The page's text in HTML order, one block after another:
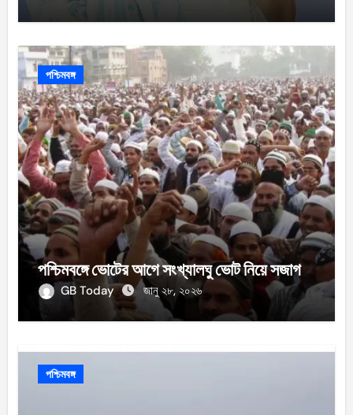
পশ্চিমবঙ্গ
পশ্চিমবঙ্গে ভোটের আগে সংখ্যালঘু ভোট নিয়ে সজাগ
GB Today জানু ২৮, ২০২৬
পশ্চিমবঙ্গ